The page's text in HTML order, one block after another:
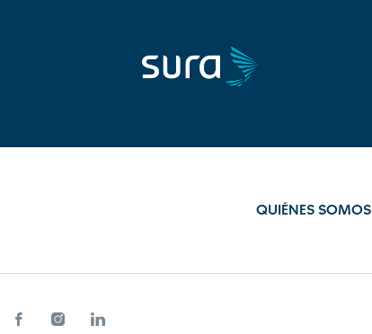
QUIÉNES SOMOS